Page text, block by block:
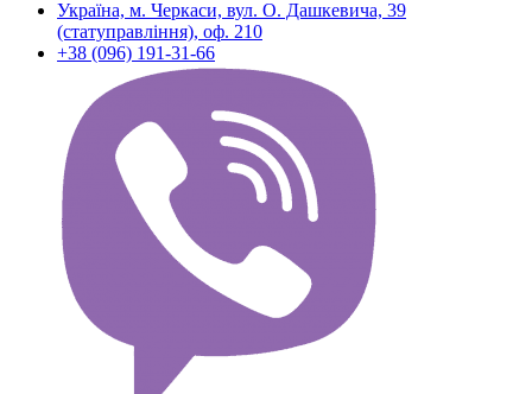
Україна, м. Черкаси, вул. О. Дашкевича, 39
(статуправління), оф. 210
+38 (096) 191-31-66